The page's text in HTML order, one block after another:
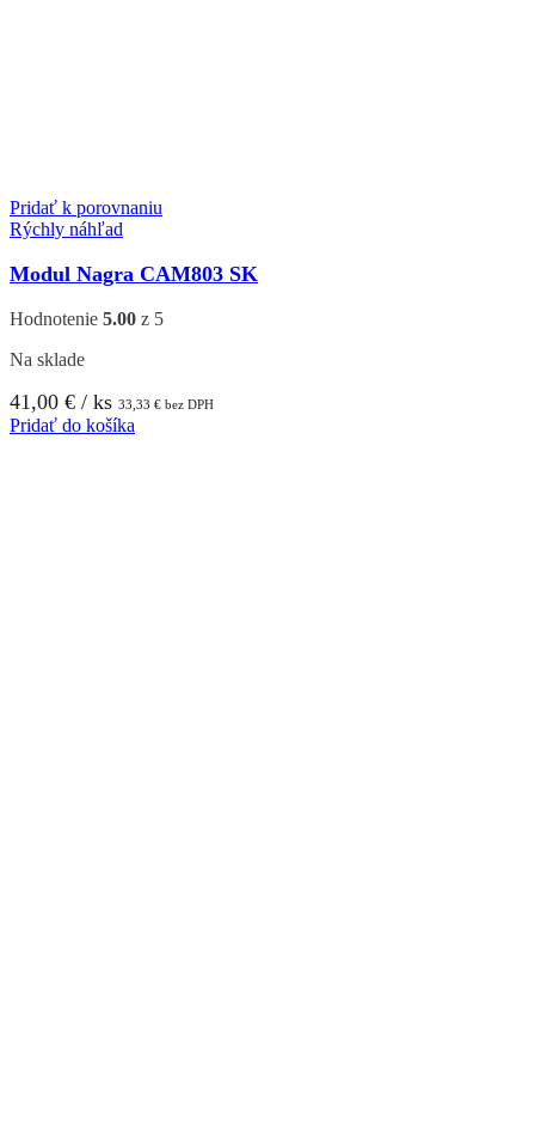
Pridať k porovnaniu
Rýchly náhľad
Modul Nagra CAM803 SK
Hodnotenie 5.00 z 5
Na sklade
41,00 € / ks 33,33 € bez DPH
Pridať do košíka